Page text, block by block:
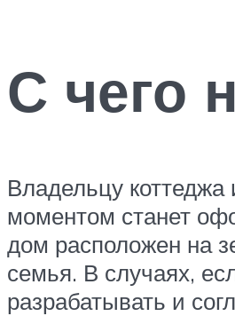
С чего
Владельцу
моментом станет
дом расположен на
семья. В случаях,
разрабатывать и